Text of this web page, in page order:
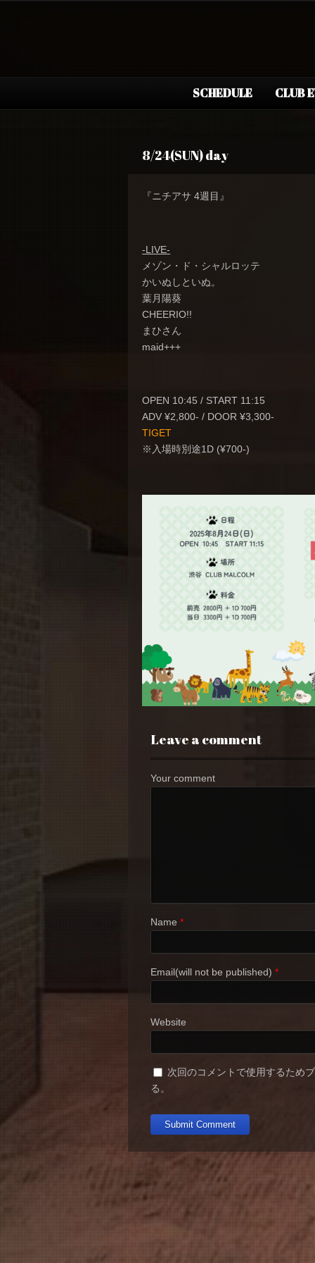
SCHEDULE CLUB
8/24(SUN) day
『ニチアサ 4週目』
-LIVE-
メゾン・ド・シャルロッテ
かいぬしといぬ。
葉月陽葵
CHEERIO!!
まひさん
maid+++
OPEN 10:45 / START 11:15
ADV ¥2,800- / DOOR ¥3,300-
TIGET
※入場時別途1D (¥700-)
Leave a comment
Your comment
Name *
Email(will not be published) *
Website
次回のコメントで使用するため
る。